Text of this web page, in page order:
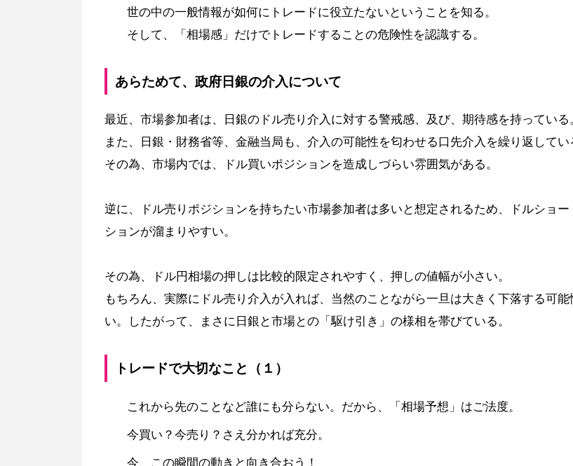
世の中の一般情報が如何にトレードに役立たないということを知る。
そして、「相場感」だけでトレードすることの危険性を認識する。
あらためて、政府日銀の介入について
最近、市場参加者は、日銀のドル売り介入に対する警戒感、及び、期待感を持っている
また、日銀・財務省等、金融当局も、介入の可能性を匂わせる口先介入を繰り返してい
その為、市場内では、ドル買いポジションを造成しづらい雰囲気がある。
逆に、ドル売りポジションを持ちたい市場参加者は多いと想定されるため、ドルショー
ションが溜まりやすい。
その為、ドル円相場の押しは比較的限定されやすく、押しの値幅が小さい。
もちろん、実際にドル売り介入が入れば、当然のことながら一旦は大きく下落する可能
い。したがって、まさに日銀と市場との「駆け引き」の様相を帯びている。
トレードで大切なこと（１）
これから先のことなど誰にも分らない。だから、「相場予想」はご法度。
今買い？今売り？さえ分かれば充分。
今、この瞬間の動きと向き合おう！